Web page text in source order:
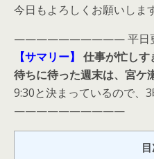
今日もよろしくお願いしま
—————————— 平日更
【サマリー】
仕事が忙しす
待ちに待った週末は、宮ケ
9:30と決まっているので、
——————————